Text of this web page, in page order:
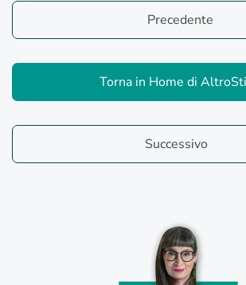
Precedente
Torna in Home di
Successivo